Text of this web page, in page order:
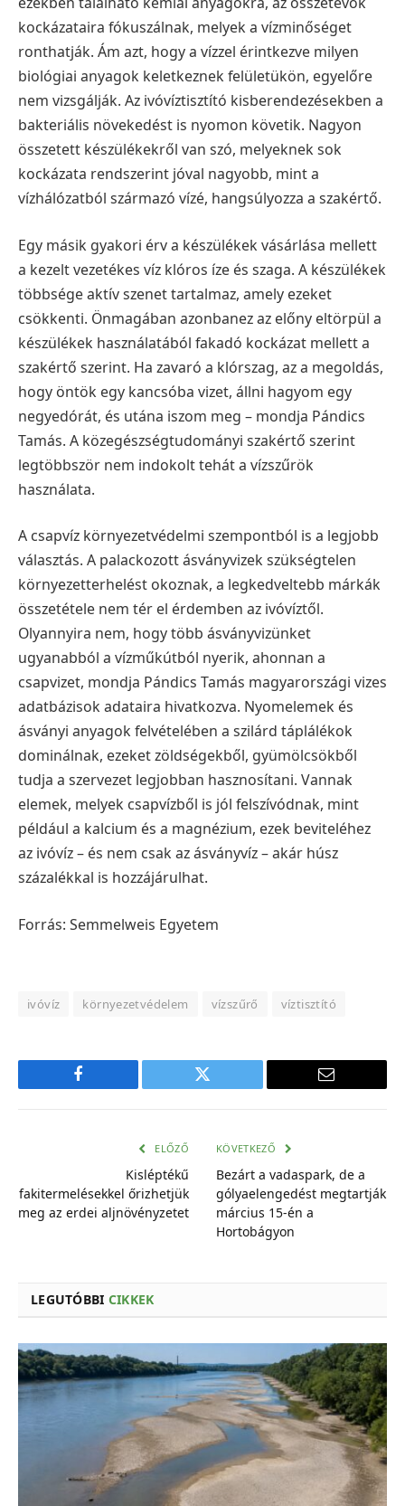
kockázataira fókuszálnak, melyek a vízminőséget
ronthatják. Ám azt, hogy a vízzel érintkezve milyen
biológiai anyagok keletkeznek felületükön, egyelőre
nem vizsgálják. Az ivóvíztisztító kisberendezésekben a
bakteriális növekedést is nyomon követik. Nagyon
összetett készülékekről van szó, melyeknek sok
kockázata rendszerint jóval nagyobb, mint a
vízhálózatból származó vízé, hangsúlyozza a szakértő.
Egy másik gyakori érv a készülékek vásárlása mellett
a kezelt vezetékes víz klóros íze és szaga. A készülékek
többsége aktív szenet tartalmaz, amely ezeket
csökkenti. Önmagában azonbanez az előny eltörpül a
készülékek használatából fakadó kockázat mellett a
szakértő szerint. Ha zavaró a klórszag, az a megoldás,
hogy öntök egy kancsóba vizet, állni hagyom egy
negyedórát, és utána iszom meg – mondja Pándics
Tamás. A közegészségtudományi szakértő szerint
legtöbbször nem indokolt tehát a vízszűrök
használata.
A csapvíz környezetvédelmi szempontból is a legjobb
választás. A palackozott ásványvizek szükségtelen
környezetterhelést okoznak, a legkedveltebb márkák
összetétele nem tér el érdemben az ivóvíztől.
Olyannyira nem, hogy több ásványvizünket
ugyanabból a vízműkútból nyerik, ahonnan a
csapvizet, mondja Pándics Tamás magyarországi vizes
adatbázisok adataira hivatkozva. Nyomelemek és
ásványi anyagok felvételében a szilárd táplálékok
dominálnak, ezeket zöldségekből, gyümölcsökből
tudja a szervezet legjobban hasznosítani. Vannak
elemek, melyek csapvízből is jól felszívódnak, mint
például a kalcium és a magnézium, ezek beviteléhez
az ivóvíz – és nem csak az ásványvíz – akár húsz
százalékkal is hozzájárulhat.
Forrás: Semmelweis Egyetem
ivóvíz környezetvédelem vízszűrő víztisztító
Facebook Twitter
E-
ELŐZŐ
Kisléptékű
fakitermelésekkel őrizhetjük
meg az erdei aljnövényzetet
KÖVETKEZŐ
Bezárt a vadaspark, de a
gólyaelengedést megtartják
március 15-én a
Hortobágyon
LEGUTÓBBI CIKKEK